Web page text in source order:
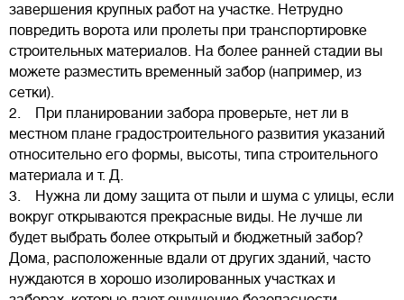
завершения крупных работ на участке. Нетрудно
повредить ворота или пролеты при транспортировке
строительных материалов. На более ранней стадии вы
можете разместить временный забор (например, из
сетки).
2. При планировании забора проверьте, нет ли в
местном плане градостроительного развития указаний
относительно его формы, высоты, типа строительного
материала и т. Д.
3. Нужна ли дому защита от пыли и шума с улицы, если
вокруг открываются прекрасные виды. Не лучше ли
будет выбрать более открытый и бюджетный забор?
Дома, расположенные вдали от других зданий, часто
нуждаются в хорошо изолированных участках и